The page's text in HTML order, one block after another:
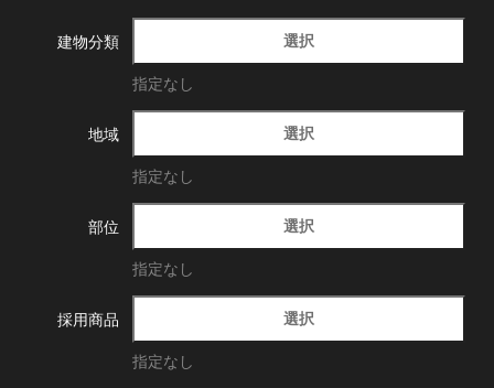
建物分類 選択
指定なし
地域 選択
指定なし
部位 選択
指定なし
採用商品 選択
指定なし